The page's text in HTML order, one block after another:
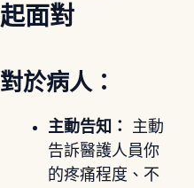
起面對
對於病人：
主動告知：
主動
告訴醫護人員你
的疼痛程度、不